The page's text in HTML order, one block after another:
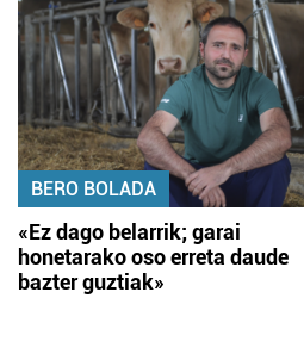
BERO BOLADA
«Ez dago belarrik; garai
honetarako oso erreta daude
bazter guztiak»